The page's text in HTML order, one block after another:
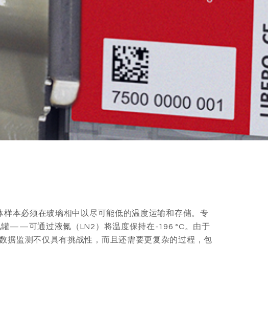
样本必须在玻璃相中以尽可能低的温度运输和存储。专
——可通过液氮（LN2）将温度保持在-196 °C。由于
据监测不仅具有挑战性，而且还需要更复杂的过程，包